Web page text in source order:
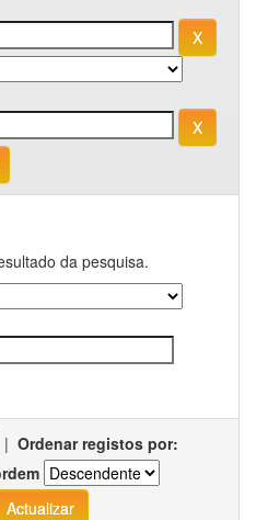
da pesquisa.
| Ordenar registos por: